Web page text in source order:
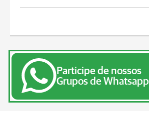
Participe de nossos
Grupos de Whatsapp